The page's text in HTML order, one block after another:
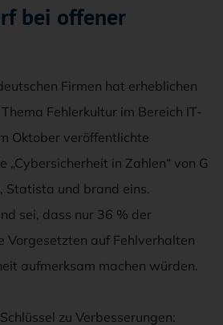
bei offener
Firmen hat erheblichen
Fehlerkultur im Bereich IT-
Oktober veröffentlichte
in Zahlen“ von G
Statista und brand eins.
sei, dass nur 36 % der
Vorgesetzten auf Fehlverhalten
aufmerksam machen würden.
zu Verbesserungen: